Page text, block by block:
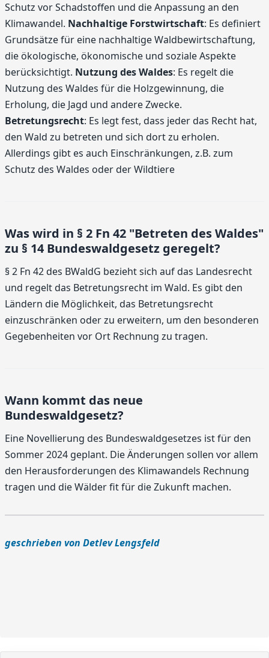
Schutz vor Schadstoffen und die Anpassung an den
Klimawandel. Nachhaltige Forstwirtschaft: Es definiert
Grundsätze für eine nachhaltige Waldbewirtschaftung,
die ökologische, ökonomische und soziale Aspekte
berücksichtigt. Nutzung des Waldes: Es regelt die
Nutzung des Waldes für die Holzgewinnung, die
Erholung, die Jagd und andere Zwecke.
Betretungsrecht: Es legt fest, dass jeder das Recht hat,
den Wald zu betreten und sich dort zu erholen.
Allerdings gibt es auch Einschränkungen, z.B. zum
Schutz des Waldes oder der Wildtiere
Was wird in § 2 Fn 42 "Betreten des Waldes"
zu § 14 Bundeswaldgesetz geregelt?
§ 2 Fn 42 des BWaldG bezieht sich auf das Landesrecht
und regelt das Betretungsrecht im Wald. Es gibt den
Ländern die Möglichkeit, das Betretungsrecht
einzuschränken oder zu erweitern, um den besonderen
Gegebenheiten vor Ort Rechnung zu tragen.
Wann kommt das neue
Bundeswaldgesetz?
Eine Novellierung des Bundeswaldgesetzes ist für den
Sommer 2024 geplant. Die Änderungen sollen vor allem
den Herausforderungen des Klimawandels Rechnung
tragen und die Wälder fit für die Zukunft machen.
geschrieben von Detlev Lengsfeld